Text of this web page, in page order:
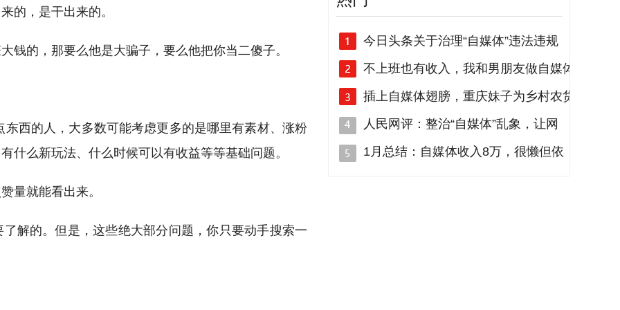
的，是干出来的。
钱的，那要么他是大骗子，要么他把你当二傻子。
西的人，大多数可能考虑更多的是哪里有素材、涨粉
什么新玩法、什么时候可以有收益等等基础问题。
量就能看出来。
解的。但是，这些绝大部分问题，你只要动手搜索一
今日头条关于治理“自媒体”违法违规
不上班也有收入，我和男朋友做自媒体
插上自媒体翅膀，重庆妹子为乡村农货
人民网评：整治“自媒体”乱象，让网
1月总结：自媒体收入8万，很懒但依